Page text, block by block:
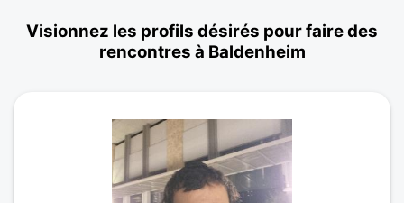
Visionnez les profils désirés pour faire des
rencontres à Baldenheim